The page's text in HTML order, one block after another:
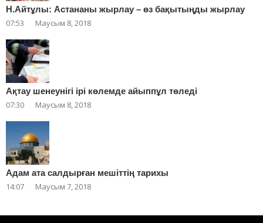
Н.Айтұлы: Астананы жырлау – өз бақытыңды жырлау
07:53 Маусым 8, 2018
Ақтау шенеунігі ірі көлемде айыппұл төледі
07:30 Маусым 8, 2018
Адам ата салдырған мешіттің тарихы
14:07 Маусым 7, 2018